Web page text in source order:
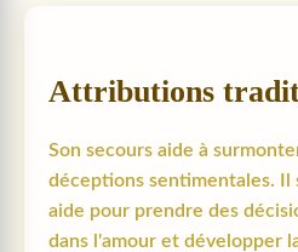
Attributions
Son secours aide à
déceptions sentimentales. Il
aide pour prendre des
dans l'amour et développer